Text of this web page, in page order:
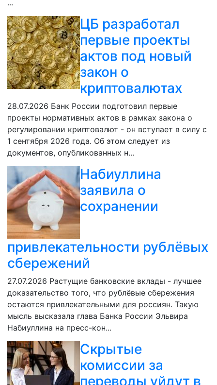
...
ЦБ разработал
первые проекты
актов под новый
закон о
криптовалютах
28.07.2026 Банк России подготовил первые
проекты нормативных актов в рамках закона о
регулировании криптовалют - он вступает в силу с
1 сентября 2026 года. Об этом следует из
документов, опубликованных н...
Набиуллина
заявила о
сохранении
привлекательности рублёвых
сбережений
27.07.2026 Растущие банковские вклады - лучшее
доказательство того, что рублёвые сбережения
остаются привлекательными для россиян. Такую
мысль высказала глава Банка России Эльвира
Набиуллина на пресс-кон...
Скрытые
комиссии за
переводы уйдут в